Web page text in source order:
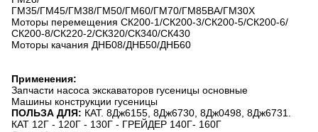
ГМ35/ГМ45/ГМ38/ГМ50/ГМ60/ГМ70/ГМ85ВА/ГМ30Х
Моторы перемещения СК200-1/СК200-3/СК200-5/СК200-6/
СК200-8/СК220-2/СК320/СК340/СК430
Моторы качания ДНБ08/ДНБ50/ДНБ60
Применения:
Запчасти насоса экскаваторов гусеницы основные
Машины конструкции гусеницы
ПОЛЬЗА ДЛЯ: КАТ. 8Дж6155, 8Дж6730, 8Дж0498, 8Дж6731.
КАТ 12Г - 120Г - 130Г - ГРЕЙДЕР 140Г- 160Г